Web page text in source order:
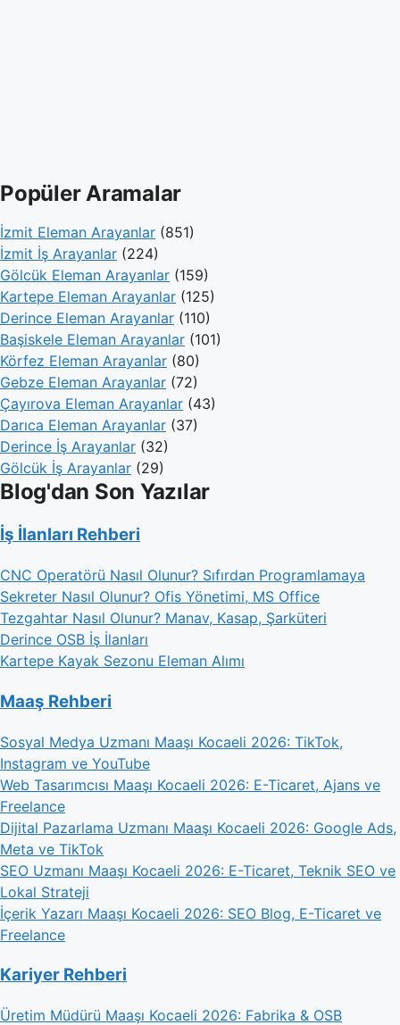
Popüler Aramalar
İzmit Eleman Arayanlar (851)
İzmit İş Arayanlar (224)
Gölcük Eleman Arayanlar (159)
Kartepe Eleman Arayanlar (125)
Derince Eleman Arayanlar (110)
Başiskele Eleman Arayanlar (101)
Körfez Eleman Arayanlar (80)
Gebze Eleman Arayanlar (72)
Çayırova Eleman Arayanlar (43)
Darıca Eleman Arayanlar (37)
Derince İş Arayanlar (32)
Gölcük İş Arayanlar (29)
Blog'dan Son Yazılar
İş İlanları Rehberi
CNC Operatörü Nasıl Olunur? Sıfırdan Programlamaya
Sekreter Nasıl Olunur? Ofis Yönetimi, MS Office
Tezgahtar Nasıl Olunur? Manav, Kasap, Şarküteri
Derince OSB İş İlanları
Kartepe Kayak Sezonu Eleman Alımı
Maaş Rehberi
Sosyal Medya Uzmanı Maaşı Kocaeli 2026: TikTok,
Instagram ve YouTube
Web Tasarımcısı Maaşı Kocaeli 2026: E-Ticaret, Ajans ve
Freelance
Dijital Pazarlama Uzmanı Maaşı Kocaeli 2026: Google Ads,
Meta ve TikTok
SEO Uzmanı Maaşı Kocaeli 2026: E-Ticaret, Teknik SEO ve
Lokal Strateji
İçerik Yazarı Maaşı Kocaeli 2026: SEO Blog, E-Ticaret ve
Freelance
Kariyer Rehberi
Üretim Müdürü Maaşı Kocaeli 2026: Fabrika & OSB